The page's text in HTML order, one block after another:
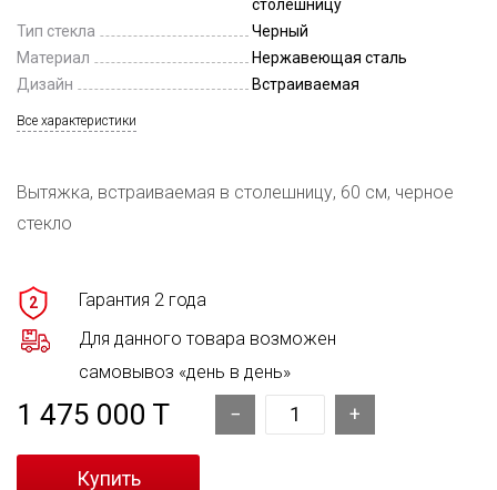
столешницу
Тип стекла
Черный
Материал
Нержавеющая сталь
Дизайн
Встраиваемая
Все характеристики
Вытяжка, встраиваемая в столешницу, 60 см, черное
стекло
2
Гарантия 2 года
Для данного товара возможен
самовывоз «день в день»
1 475 000 T